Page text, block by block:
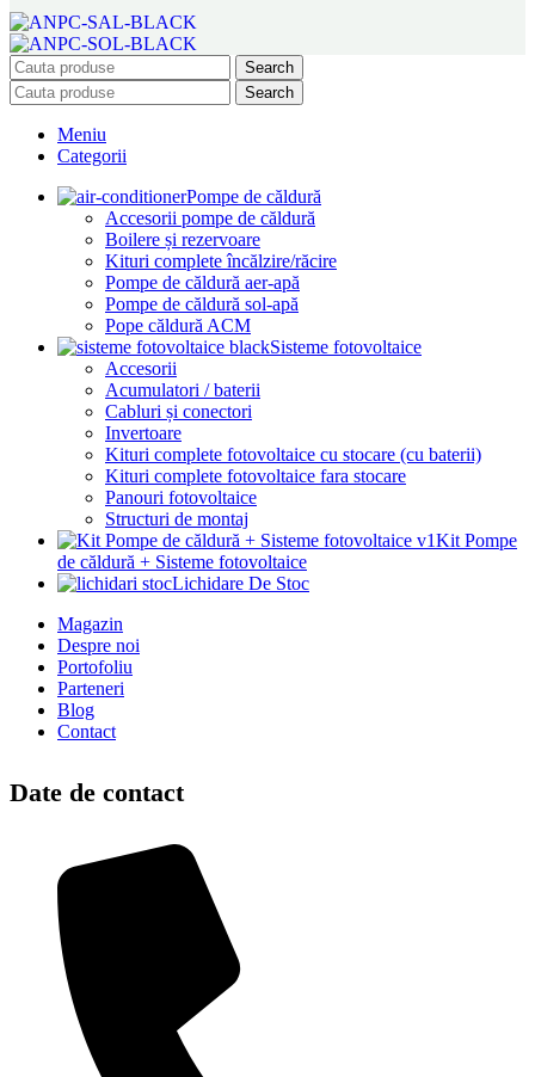
Search
Search
Meniu
Categorii
Pompe de căldură
Accesorii pompe de căldură
Boilere și rezervoare
Kituri complete încălzire/răcire
Pompe de căldură aer-apă
Pompe de căldură sol-apă
Pope căldură ACM
Sisteme fotovoltaice
Accesorii
Acumulatori / baterii
Cabluri și conectori
Invertoare
Kituri complete fotovoltaice cu stocare (cu baterii)
Kituri complete fotovoltaice fara stocare
Panouri fotovoltaice
Structuri de montaj
Kit Pompe
de căldură + Sisteme fotovoltaice
Lichidare De Stoc
Magazin
Despre noi
Portofoliu
Parteneri
Blog
Contact
Date de contact